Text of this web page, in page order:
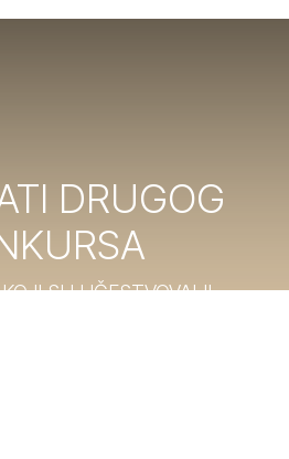
DRUGOG
SU UČESTVOVALI!